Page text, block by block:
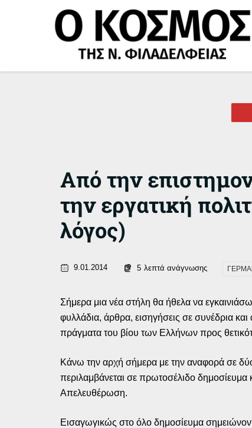
Από την
την εργατική
λόγος)
9.01.2014 5 λεπτά ανάγνωσης
Σήμερα μια νέα στήλη θα ήθελα να
φυλλάδια, άρθρα, εισηγήσεις σε συνέδρια
πράγματα του βίου των Ελλήνων προς
Κάνω την αρχή σήμερα με την αναφορά σε δύο
περιλαμβάνεται σε πρωτοσέλιδο δημοσίευμα
Απελευθέρωση.
Εισαγωγικώς στο όλο δημοσίευμα